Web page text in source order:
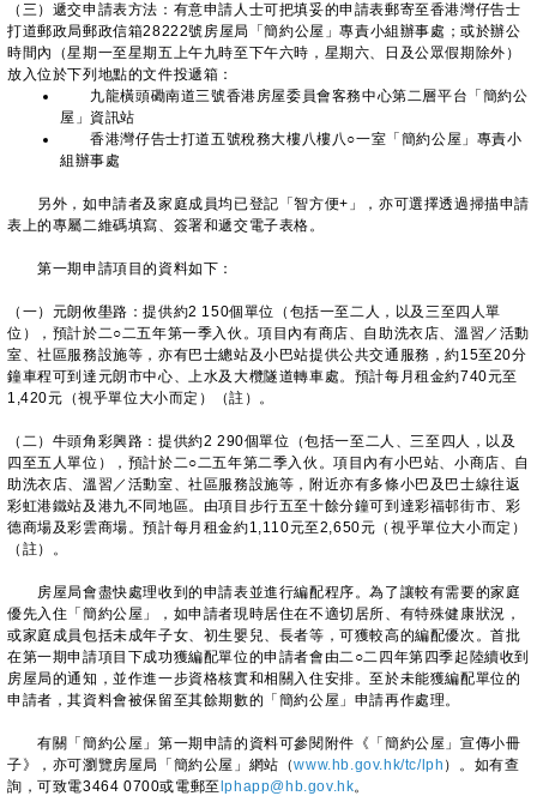
（三）遞交申請表方法：有意申請人士可把填妥的申請表郵寄至香港灣仔告士
打道郵政局郵政信箱28222號房屋局「簡約公屋」專責小組辦事處；或於辦公
時間內（星期一至星期五上午九時至下午六時，星期六、日及公眾假期除外）
放入位於下列地點的文件投遞箱：
九龍橫頭磡南道三號香港房屋委員會客務中心第二層平台「簡約公
屋」資訊站
香港灣仔告士打道五號稅務大樓八樓八○一室「簡約公屋」專責小
組辦事處
另外，如申請者及家庭成員均已登記「智方便+」，亦可選擇透過掃描申請
表上的專屬二維碼填寫、簽署和遞交電子表格。
第一期申請項目的資料如下：
（一）元朗攸壆路：提供約2 150個單位（包括一至二人，以及三至四人單
位），預計於二○二五年第一季入伙。項目內有商店、自助洗衣店、溫習／活動
室、社區服務設施等，亦有巴士總站及小巴站提供公共交通服務，約15至20分
鐘車程可到達元朗市中心、上水及大欖隧道轉車處。預計每月租金約740元至
1,420元（視乎單位大小而定）（註）。
（二）牛頭角彩興路：提供約2 290個單位（包括一至二人、三至四人，以及
四至五人單位），預計於二○二五年第二季入伙。項目內有小巴站、小商店、自
助洗衣店、溫習／活動室、社區服務設施等，附近亦有多條小巴及巴士線往返
彩虹港鐵站及港九不同地區。由項目步行五至十餘分鐘可到達彩福邨街市、彩
德商場及彩雲商場。預計每月租金約1,110元至2,650元（視乎單位大小而定）
（註）。
房屋局會盡快處理收到的申請表並進行編配程序。為了讓較有需要的家庭
優先入住「簡約公屋」，如申請者現時居住在不適切居所、有特殊健康狀況，
或家庭成員包括未成年子女、初生嬰兒、長者等，可獲較高的編配優次。首批
在第一期申請項目下成功獲編配單位的申請者會由二○二四年第四季起陸續收到
房屋局的通知，並作進一步資格核實和相關入住安排。至於未能獲編配單位的
申請者，其資料會被保留至其餘期數的「簡約公屋」申請再作處理。
有關「簡約公屋」第一期申請的資料可參閱附件《「簡約公屋」宣傳小冊
子》，亦可瀏覽房屋局「簡約公屋」網站（www.hb.gov.hk/tc/lph ）。如有查
詢，可致電3464 0700或電郵至 lphapp@hb.gov.hk。